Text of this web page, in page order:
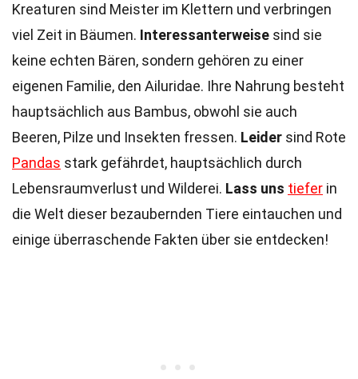
Kreaturen sind Meister im Klettern und verbringen
viel Zeit in Bäumen. Interessanterweise sind sie
keine echten Bären, sondern gehören zu einer
eigenen Familie, den Ailuridae. Ihre Nahrung besteht
hauptsächlich aus Bambus, obwohl sie auch
Beeren, Pilze und Insekten fressen. Leider sind Rote
Pandas stark gefährdet, hauptsächlich durch
Lebensraumverlust und Wilderei. Lass uns tiefer in
die Welt dieser bezaubernden Tiere eintauchen und
einige überraschende Fakten über sie entdecken!